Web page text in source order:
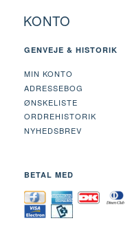
KONTO
GENVEJE & HISTORIK
MIN KONTO
ADRESSEBOG
ØNSKELISTE
ORDREHISTORIK
NYHEDSBREV
BETAL MED